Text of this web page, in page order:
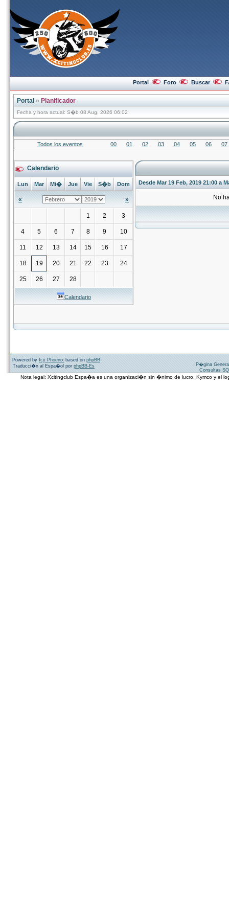
Portal Foro Buscar
Portal » Planificador
Fecha y hora actual: S�b 08 Aug, 2026 06:02
Todos los eventos 00 01 02 03 04 05 06 07
Calendario
Lun Mar Mi� Jue Vie S�b Dom
« »
1 2 3
4 5 6 7 8 9 10
11 12 13 14 15 16 17
18 19 20 21 22 23 24
25 26 27 28
Calendario
Desde Mar 19 Feb, 2019 21:00 a
No
Powered by Icy Phoenix based on phpBB
Traducci�n al Espa�ol por phpBB-Es
P�gina
Consultas
Nota legal: Xcitingclub Espa�a es una organizaci�n sin �nimo de lucro. Kymco y el